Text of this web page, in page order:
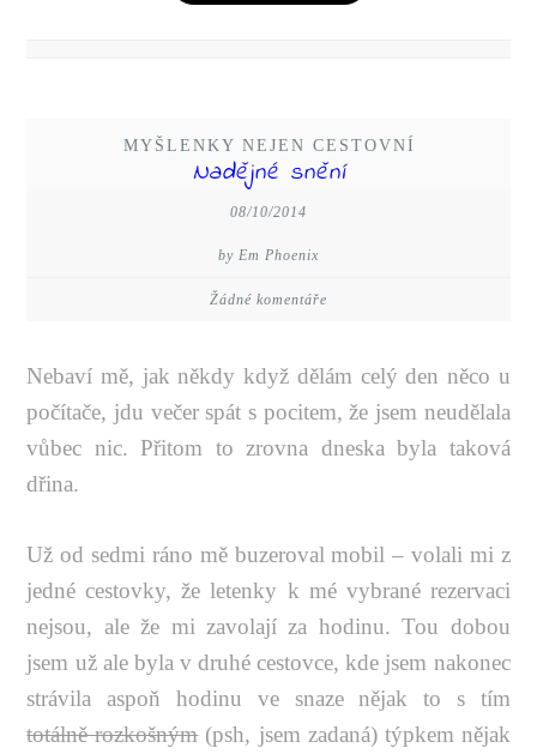
MYŠLENKY NEJEN CESTOVNÍ
Nadějné snění
08/10/2014
by Em Phoenix
Žádné komentáře
Nebaví mě, jak někdy když dělám celý den něco u
počítače, jdu večer spát s pocitem, že jsem neudělala
vůbec nic. Přitom to zrovna dneska byla taková
dřina.
Už od sedmi ráno mě buzeroval mobil – volali mi z
jedné cestovky, že letenky k mé vybrané rezervaci
nejsou, ale že mi zavolají za hodinu. Tou dobou
jsem už ale byla v druhé cestovce, kde jsem nakonec
strávila aspoň hodinu ve snaze nějak to s tím
totálně rozkošným(psh, jsem zadaná) týpkem nějak